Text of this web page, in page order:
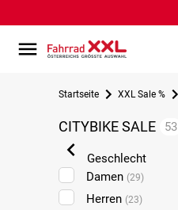
Startseite XXL Sale %
CITYBIKE SALE 53
Geschlecht
Damen (29)
Herren (23)